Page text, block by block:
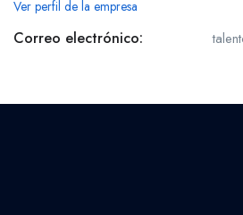
Ver perfil de la empresa
Correo electrónico: